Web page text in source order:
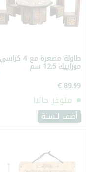
طاولة مصغرة مع 4 كراسي
موزاييك 12.5 سم
متوفر حاليا
أضف للسلة